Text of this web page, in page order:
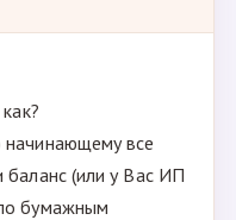
начинающему все
баланс (или у Вас ИП
бумажным